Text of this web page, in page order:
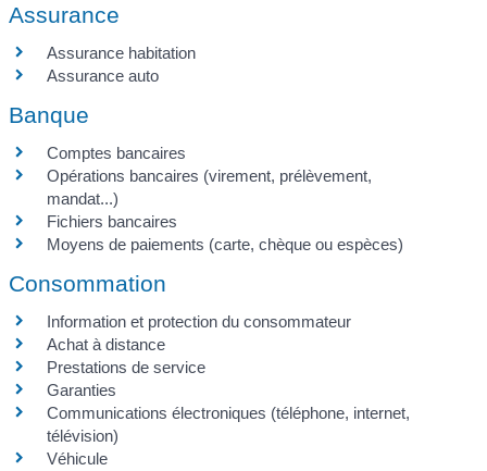
Assurance
Assurance habitation
Assurance auto
Banque
Comptes bancaires
Opérations bancaires (virement, prélèvement,
mandat...)
Fichiers bancaires
Moyens de paiements (carte, chèque ou espèces)
Consommation
Information et protection du consommateur
Achat à distance
Prestations de service
Garanties
Communications électroniques (téléphone, internet,
télévision)
Véhicule